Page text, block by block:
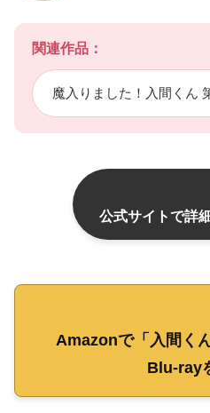
関連作品：
魔入りました！入間くん
公式サイトで詳
Amazonで「入間く
Blu-ray